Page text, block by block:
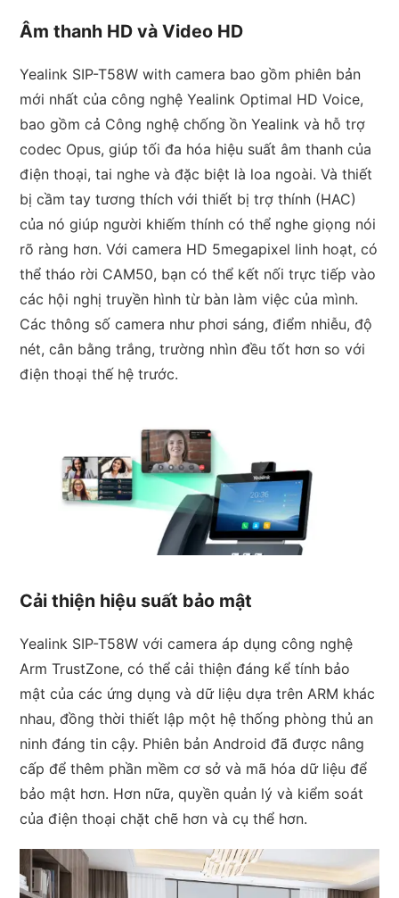
Âm thanh HD và Video HD
Yealink SIP-T58W with camera bao gồm phiên bản
mới nhất của công nghệ Yealink Optimal HD Voice,
bao gồm cả Công nghệ chống ồn Yealink và hỗ trợ
codec Opus, giúp tối đa hóa hiệu suất âm thanh của
điện thoại, tai nghe và đặc biệt là loa ngoài. Và thiết
bị cầm tay tương thích với thiết bị trợ thính (HAC)
của nó giúp người khiếm thính có thể nghe giọng nói
rõ ràng hơn. Với camera HD 5megapixel linh hoạt, có
thể tháo rời CAM50, bạn có thể kết nối trực tiếp vào
các hội nghị truyền hình từ bàn làm việc của mình.
Các thông số camera như phơi sáng, điểm nhiễu, độ
nét, cân bằng trắng, trường nhìn đều tốt hơn so với
điện thoại thế hệ trước.
Cải thiện hiệu suất bảo mật
Yealink SIP-T58W với camera áp dụng công nghệ
Arm TrustZone, có thể cải thiện đáng kể tính bảo
mật của các ứng dụng và dữ liệu dựa trên ARM khác
nhau, đồng thời thiết lập một hệ thống phòng thủ an
ninh đáng tin cậy. Phiên bản Android đã được nâng
cấp để thêm phần mềm cơ sở và mã hóa dữ liệu để
bảo mật hơn. Hơn nữa, quyền quản lý và kiểm soát
của điện thoại chặt chẽ hơn và cụ thể hơn.